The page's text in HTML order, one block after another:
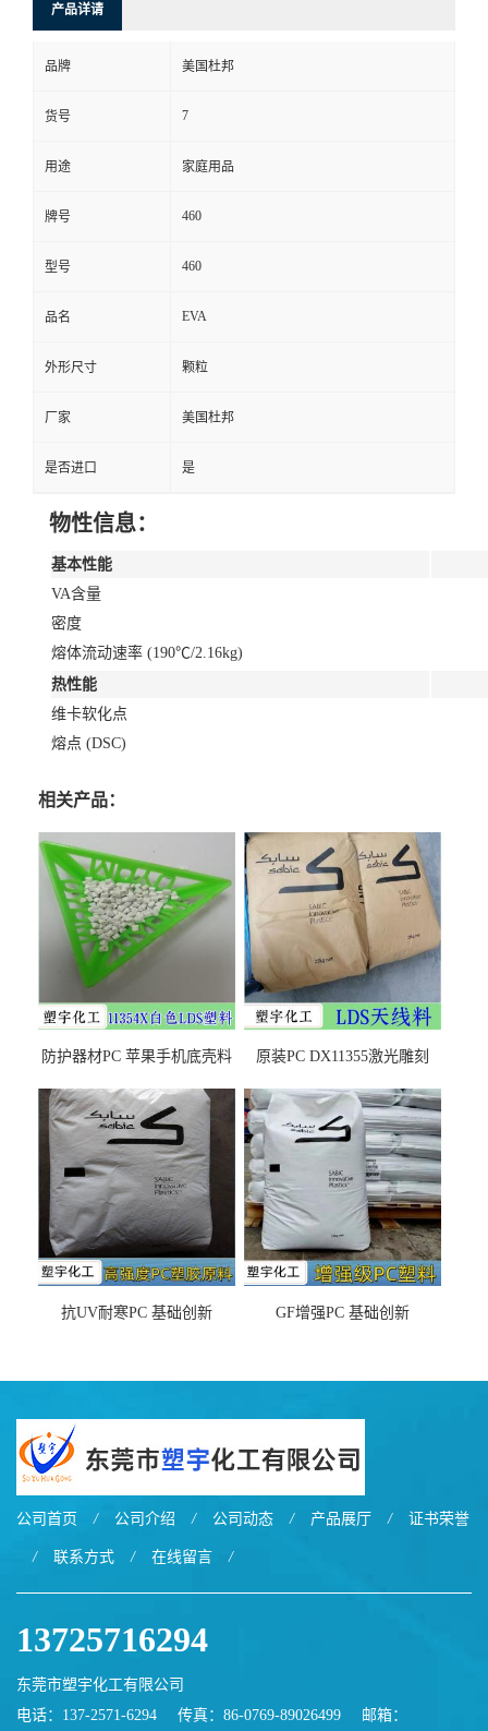
产品详请
品牌 美国杜邦
货号 7
用途 家庭用品
牌号 460
型号 460
品名 EVA
外形尺寸 颗粒
厂家 美国杜邦
是否进口 是
物性信息：
基本性能
VA含量
密度
熔体流动速率 (190℃/2.16kg)
热性能
维卡软化点
熔点 (DSC)
相关产品：
防护器材PC 苹果手机底壳料
之忧
原装PC DX11355激光雕刻
抗UV耐寒PC 基础创新
GF增强PC 基础创新
公司首页 / 公司介绍 / 公司动态 / 产品展厅 / 证书荣誉
/ 联系方式 / 在线留言 /
13725716294
东莞市塑宇化工有限公司
电话：137-2571-6294
传真：86-0769-89026499 邮箱：